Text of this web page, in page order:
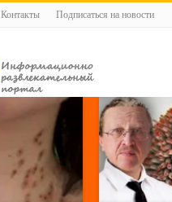
Контакты Подписаться на новости